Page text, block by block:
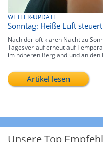
WETTER-UPDATE
Sonntag: Heiße Luft
Nach der oft klaren Nacht zu
Tagesverlauf erneut auf
im höheren Bergland und an den
Artikel lesen
Unsere Top